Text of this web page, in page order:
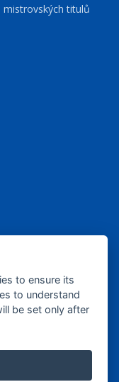
mistrovských titulů
to ensure its
to understand
be set only after